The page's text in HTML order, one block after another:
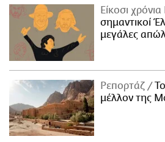
Είκοσι
σημαντικοί
μεγάλες
Ρεπορτάζ
μέλλον της